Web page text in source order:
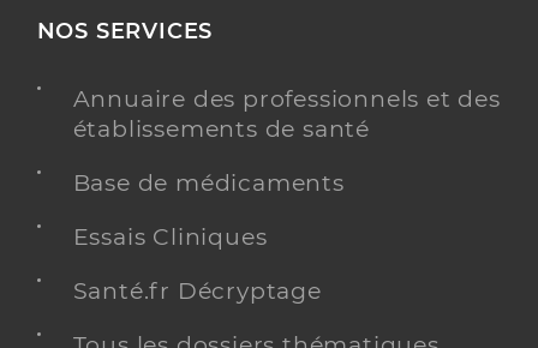
NOS SERVICES
Annuaire des professionnels et des
établissements de santé
Base de médicaments
Essais Cliniques
Santé.fr Décryptage